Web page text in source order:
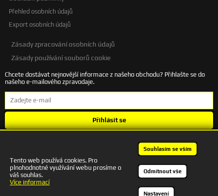
Přehled osobních údajů
Export osobních údajů
Zásady zpracování osobních údajů
Zásady používání souborů cookie
Chcete dostávat nejnovější informace z našeho obchodu? Přihlašte se do
našeho e-mailového zpravodaje.
Přihlásit se
+420 601 245 172 | autodesigncb@gmail.com
Tento web používá cookies. Pro
plnohodnotné využívání webu prosíme o
váš souhlas.
Více informací
Souhlasím se vším
Odmítnout vše
Nastavení